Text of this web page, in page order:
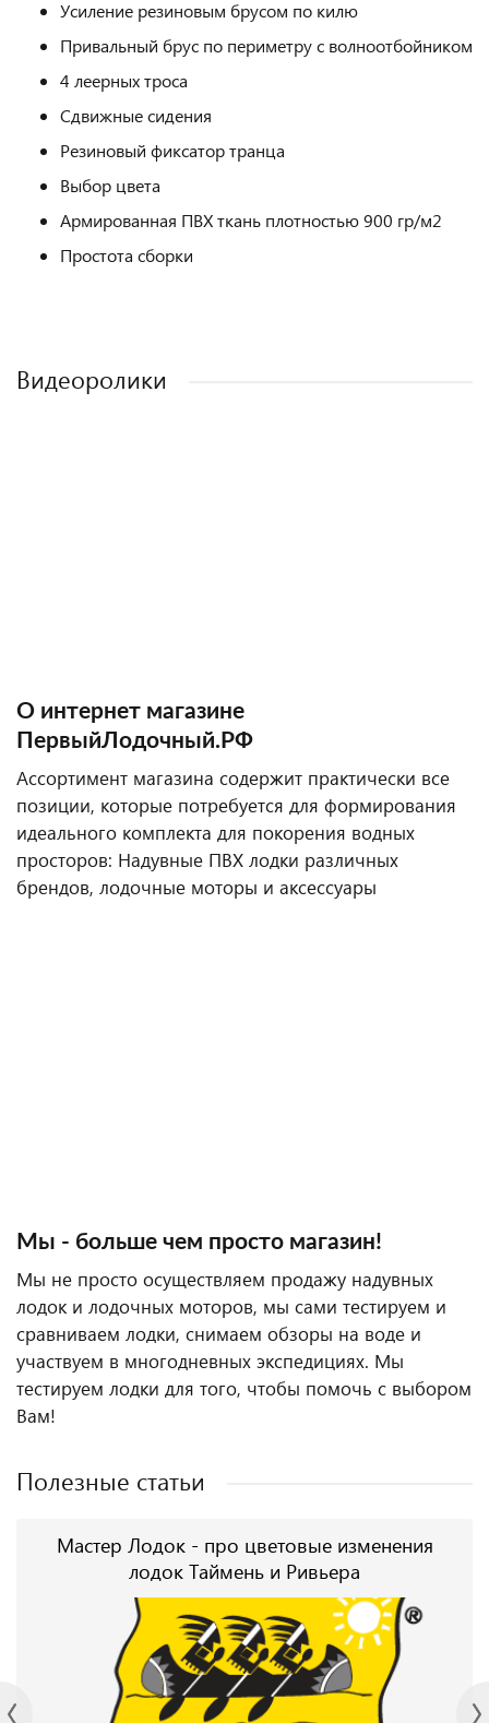
Усиление резиновым брусом по килю
Привальный брус по периметру с волноотбойником
4 леерных троса
Сдвижные сидения
Резиновый фиксатор транца
Выбор цвета
Армированная ПВХ ткань плотностью 900 гр/м2
Простота сборки
Видеоролики
О интернет магазине
ПервыйЛодочный.РФ
Ассортимент магазина содержит практически все
позиции, которые потребуется для формирования
идеального комплекта для покорения водных
просторов: Надувные ПВХ лодки различных
брендов, лодочные моторы и аксессуары
Мы - больше чем просто магазин!
Мы не просто осуществляем продажу надувных
лодок и лодочных моторов, мы сами тестируем и
сравниваем лодки, снимаем обзоры на воде и
участвуем в многодневных экспедициях. Мы
тестируем лодки для того, чтобы помочь с выбором
Вам!
Полезные статьи
Мастер Лодок - про цветовые изменения
лодок Таймень и Ривьера